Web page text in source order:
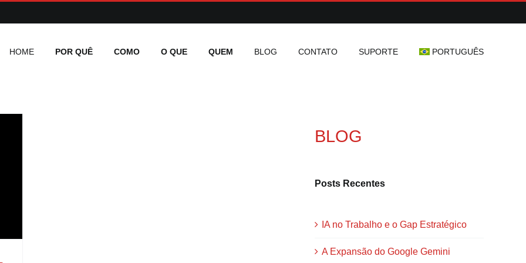
HOME POR QUÊ COMO O QUE QUEM BLOG CONTATO SUPORTE PORTUGUÊS
BLOG
Posts Recentes
IA no Trabalho e o Gap Estratégico
A Expansão do Google Gemini